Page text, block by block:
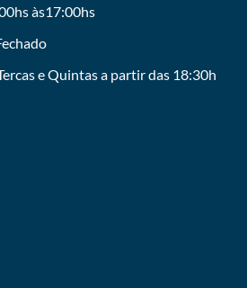
às17:00hs
e Quintas a partir das 18:30h